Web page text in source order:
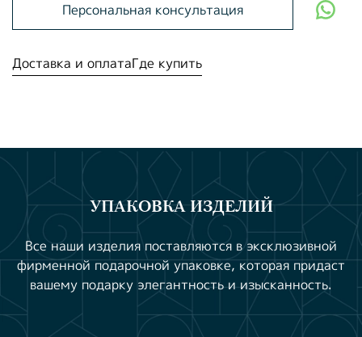
Персональная консультация
Доставка и оплатаГде купить
УПАКОВКА ИЗДЕЛИЙ
Все наши изделия поставляются в эксклюзивной
фирменной подарочной упаковке, которая придаст
вашему подарку элегантность и изысканность.